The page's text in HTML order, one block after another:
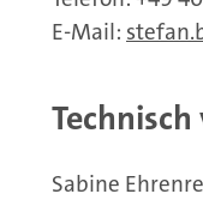
E-Mail:
Sabine